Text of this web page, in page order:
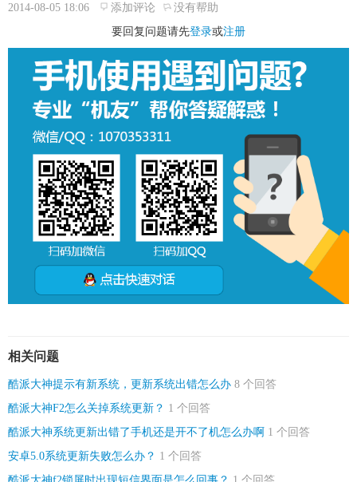
2014-08-05 18:06
添加评论
没有帮助
要回复问题请先登录或注册
相关问题
酷派大神提示有新系统，更新系统出错怎么办 8 个回答
酷派大神F2怎么关掉系统更新？ 1 个回答
酷派大神系统更新出错了手机还是开不了机怎么办啊 1 个回答
安卓5.0系统更新失败怎么办？ 1 个回答